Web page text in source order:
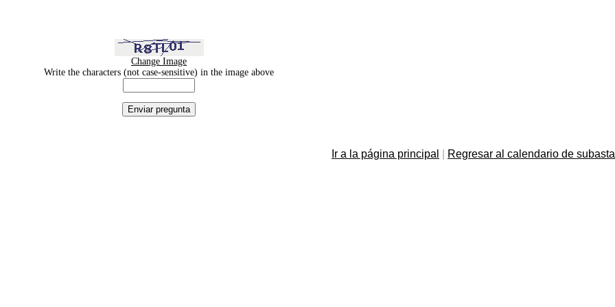
Change Image
Write the characters (not case-sensitive) in the image above
Ir a la página principal Regresar al calendario de